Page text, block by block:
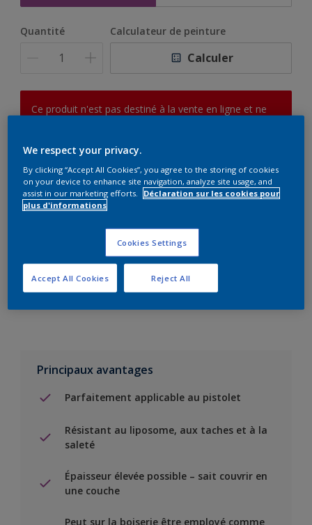
Quantité Calculateur de peinture
Calculer
Ce produit n'est pas destiné à la vente en ligne et ne
Add to Shopping list
Ajouter au projet
Voir la couleur dans votre application de visualisation
Principaux avantages
Parfaitement applicable au pistolet
Résistant au liposome, aux taches et à la
saleté
Épaisseur élevée possible – sait couvrir en
une couche
Peut sur la boiserie être employé comme
We respect your privacy.
By clicking “Accept All Cookies”, you agree to the storing of cookies
on your device to enhance site navigation, analyze site usage, and
assist in our marketing efforts.
Déclaration sur les cookies pour
plus d'informations
Cookies Settings
Reject All
Accept All Cookies